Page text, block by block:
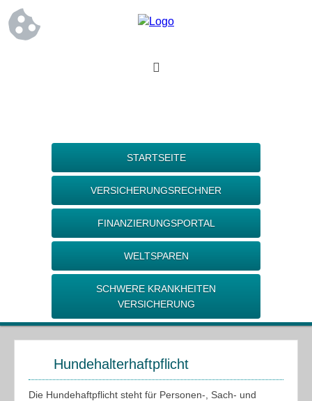
STARTSEITE
VERSICHERUNGSRECHNER
FINANZIERUNGSPORTAL
WELTSPAREN
SCHWERE KRANKHEITEN
VERSICHERUNG
Hundehalterhaftpflicht
Die Hundehaftpflicht steht für Personen-, Sach- und